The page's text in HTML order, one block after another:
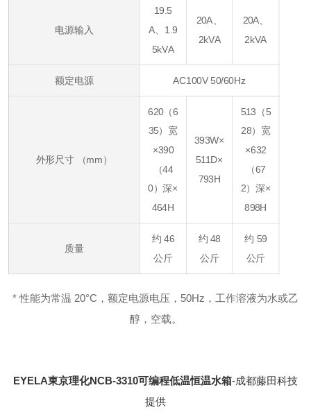
电源输入
19.5
A、1.9
5kVA
20A、
2kVA
20A、
2kVA
额定电源 AC100V 50/60Hz
外形尺寸 （mm）
620（6
35）宽
×390
（44
0）深×
464H
393W×
511D×
793H
513（5
28）宽
×632
（67
2）深×
898H
质量
约 46
公斤
约 48
公斤
约 59
公斤
* 性能为常温 20°C，额定电源电压，50Hz，工作溶液为水或乙
醇，空载。
EYELA東京理化NCB-3310可编程低温恒温水箱-成都藤田科技
提供